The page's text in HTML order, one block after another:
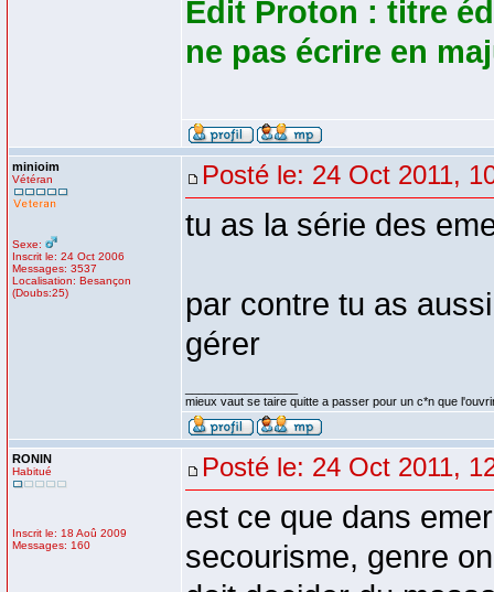
Edit Proton : titre
ne pas écrire en
minioim
Vétéran
Sexe:
Inscrit le: 24 Oct 2006
Messages: 3537
Localisation: Besançon
(Doubs:25)
Posté le: 24 Oct 2011,
tu as la série des
par contre tu as
gérer
mieux vaut se taire quitte a passer pour un c*n que
RONIN
Habitué
Inscrit le: 18 Aoû 2009
Messages: 160
Posté le: 24 Oct 2011,
est ce que dans
secourisme, genre